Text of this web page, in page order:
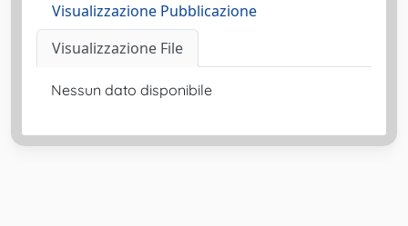
Visualizzazione Pubblicazione
Visualizzazione File
Nessun dato disponibile